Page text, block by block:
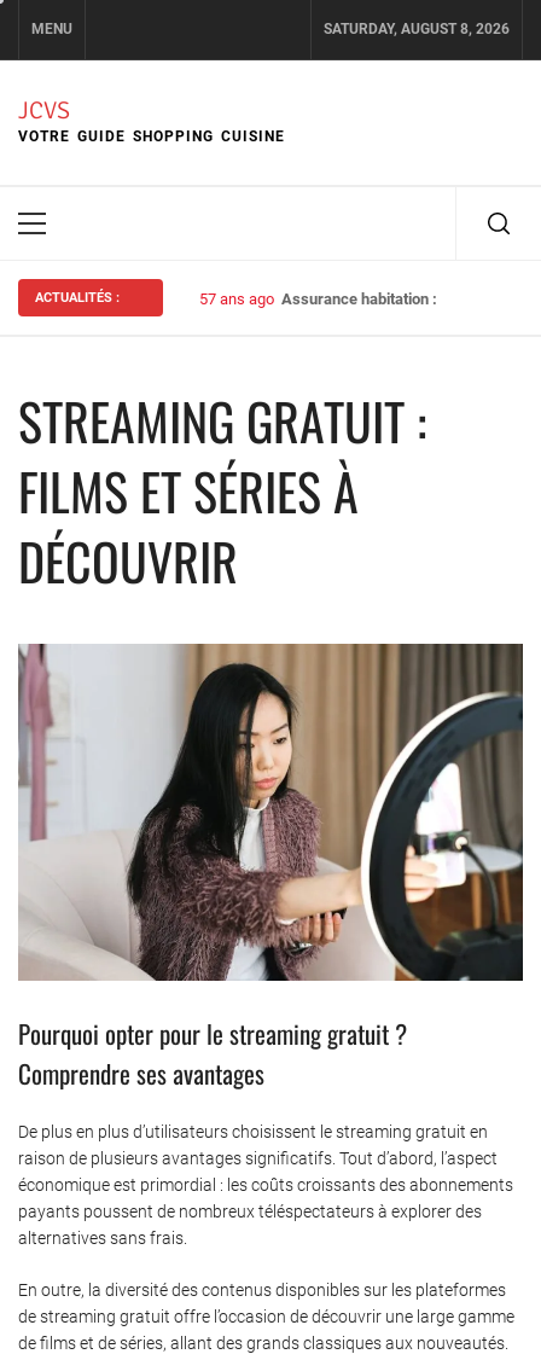
content
MENU SATURDAY, AUGUST 8, 2026
JCVS
VOTRE GUIDE SHOPPING CUISINE
Primary
ACTUALITÉS : 57 ans ago Assurance habitation : bien choisir
STREAMING GRATUIT :
FILMS ET SÉRIES À
DÉCOUVRIR
Pourquoi opter pour le streaming gratuit ?
Comprendre ses avantages
De plus en plus d’utilisateurs choisissent le streaming gratuit en
raison de plusieurs avantages significatifs. Tout d’abord, l’aspect
économique est primordial : les coûts croissants des abonnements
payants poussent de nombreux téléspectateurs à explorer des
alternatives sans frais.
En outre, la diversité des contenus disponibles sur les plateformes
de streaming gratuit offre l’occasion de découvrir une large gamme
de films et de séries, allant des grands classiques aux nouveautés.